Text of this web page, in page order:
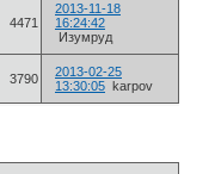
4471
2013-11-18
16:24:42
Изумруд
3790
2013-02-25
13:30:05 karpov